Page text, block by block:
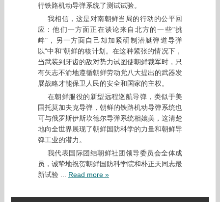
行铁路机动导弹系统了测试试验。
我相信，这是对南朝鲜当局的行动的公平回
应：他们一方面正在谈论来自北方的一些"挑
衅"，另一方面自己却加紧研制潜艇弹道导弹
以"中和"朝鲜的核计划。在这种紧张的情况下，
当武装到牙齿的敌对势力试图使朝鲜裁军时，只
有矢志不渝地遵循朝鲜劳动党八大提出的武器发
展战略才能保卫人民的安全和国家的主权。
在朝鲜服役的新型远程巡航导弹，类似于美
国托莫加夫克导弹，朝鲜的铁路机动导弹系统也
可与俄罗斯伊斯坎德尔导弹系统相媲美，这清楚
地向全世界展现了朝鲜国防科学的力量和朝鲜导
弹工业的潜力。
我代表国际团结朝鲜社团领导委员会全体成
员，诚挚地祝贺朝鲜国防科学院和朴正天同志最
新试验
Read more »